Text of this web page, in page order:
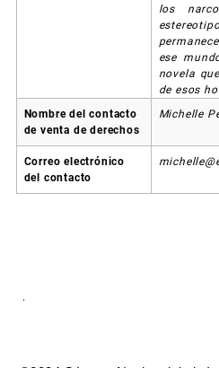
los
ese
novela
de esos
Nombre del contacto
de venta de derechos
Michelle
Correo electrónico
del contacto
.